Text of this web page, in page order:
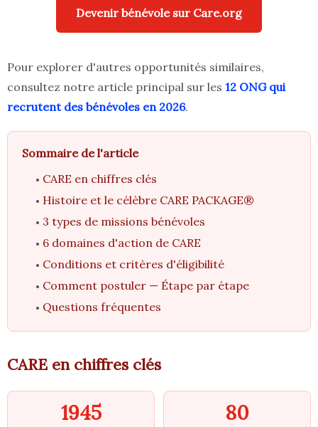
Devenir bénévole sur Care.org
Pour explorer d'autres opportunités similaires,
consultez notre article principal sur les 12 ONG qui
recrutent des bénévoles en 2026.
Sommaire de l'article
CARE en chiffres clés
Histoire et le célèbre CARE PACKAGE®
3 types de missions bénévoles
6 domaines d'action de CARE
Conditions et critères d'éligibilité
Comment postuler — Étape par étape
Questions fréquentes
CARE en chiffres clés
1945 80